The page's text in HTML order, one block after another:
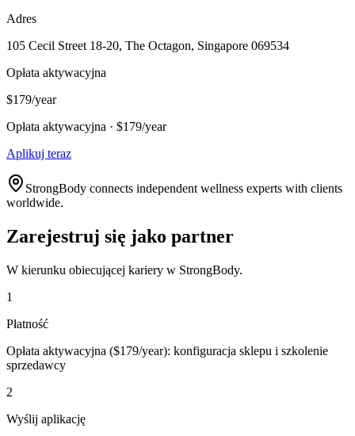
Adres
105 Cecil Street 18-20, The Octagon, Singapore 069534
Opłata aktywacyjna
$179/year
Opłata aktywacyjna · $179/year
Aplikuj teraz
StrongBody connects independent wellness experts with clients
worldwide.
Zarejestruj się jako partner
W kierunku obiecującej kariery w StrongBody.
1
Płatność
Opłata aktywacyjna ($179/year): konfiguracja sklepu i szkolenie
sprzedawcy
2
Wyślij aplikację